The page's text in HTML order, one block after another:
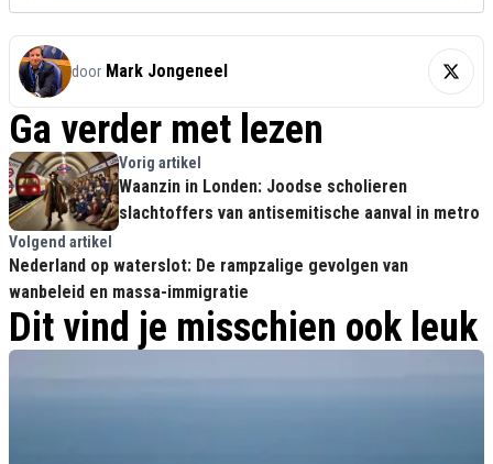
door Mark Jongeneel
Ga verder met lezen
Vorig artikel
Waanzin in Londen: Joodse scholieren
slachtoffers van antisemitische aanval in metro
Volgend artikel
Nederland op waterslot: De rampzalige gevolgen van
wanbeleid en massa-immigratie
Dit vind je misschien ook leuk